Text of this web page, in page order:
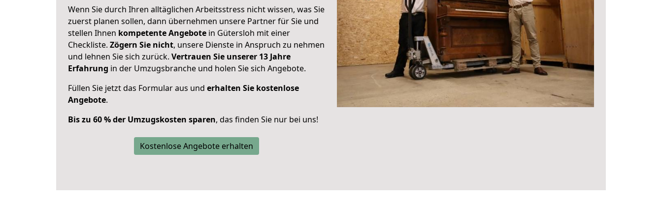
Wenn Sie durch Ihren alltäglichen Arbeitsstress nicht wissen, was Sie
zuerst planen sollen, dann übernehmen unsere Partner für Sie und
stellen Ihnen kompetente Angebote in Gütersloh mit einer
Checkliste. Zögern Sie nicht, unsere Dienste in Anspruch zu nehmen
und lehnen Sie sich zurück. Vertrauen Sie unserer 13 Jahre
Erfahrung in der Umzugsbranche und holen Sie sich Angebote.
Füllen Sie jetzt das Formular aus und erhalten Sie kostenlose
Angebote.
Bis zu 60 % der Umzugskosten sparen, das finden Sie nur bei uns!
Kostenlose Angebote erhalten